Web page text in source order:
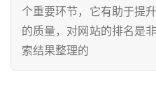
个重要环节，它有助于提
的质量，对网站的排名是
索结果整理的